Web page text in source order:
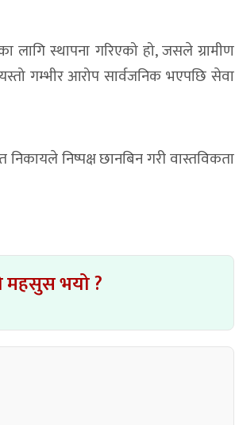
लागि स्थापना गरिएको हो, जसले ग्रामीण
गम्भीर आरोप सार्वजनिक भएपछि सेवा
निष्पक्ष छानबिन गरी वास्तविकता
महसुस भयो ?